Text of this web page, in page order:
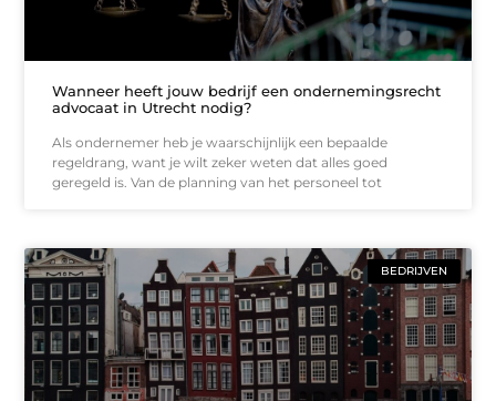
Wanneer heeft jouw bedrijf een ondernemingsrecht
advocaat in Utrecht nodig?
Als ondernemer heb je waarschijnlijk een bepaalde
regeldrang, want je wilt zeker weten dat alles goed
geregeld is. Van de planning van het personeel tot
BEDRIJVEN